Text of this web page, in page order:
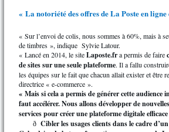
« La notoriété des offres de La Poste en ligne
« Sur l’envoi de colis, nous sommes à 60%, mais à
de timbres », indique Sylvie Latour.
« Lancé en 2014, le siteLaposte.fra permis de faire
de sites sur une seule plateforme. Il a fallu
les équipes sur le fait que chacun allait exister et être
directrice « e-commerce ».
« Mais si cela a permis de générer cette audience
faut accélérer. Nous allons développer de
services pour créer une plateforme digitale
ð Cibler les usages clients dans le cadre